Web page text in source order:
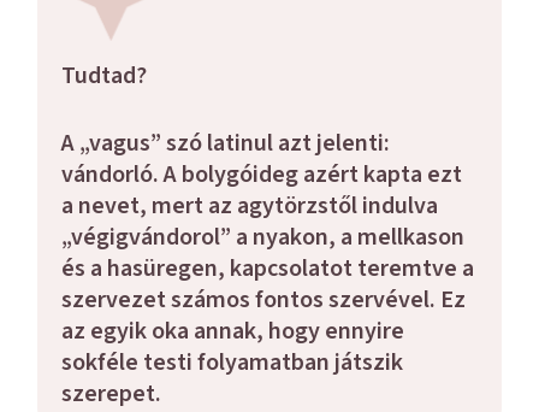
Tudtad?
A „vagus” szó latinul azt jelenti:
vándorló. A bolygóideg azért kapta ezt
a nevet, mert az agytörzstől indulva
„végigvándorol” a nyakon, a mellkason
és a hasüregen, kapcsolatot teremtve a
szervezet számos fontos szervével. Ez
az egyik oka annak, hogy ennyire
sokféle testi folyamatban játszik
szerepet.